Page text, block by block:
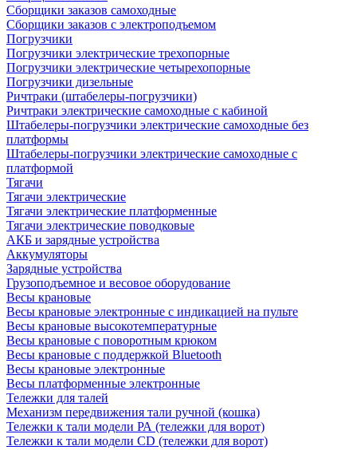
Сборщики заказов самоходные
Сборщики заказов с электроподъемом
Погрузчики
Погрузчики электрические трехопорные
Погрузчики электрические четырехопорные
Погрузчики дизельные
Ричтраки (штабелеры-погрузчики)
Ричтраки электрические самоходные с кабиной
Штабелеры-погрузчики электрические самоходные без
платформы
Штабелеры-погрузчики электрические самоходные с
платформой
Тягачи
Тягачи электрические
Тягачи электрические платформенные
Тягачи электрические поводковые
АКБ и зарядные устройства
Аккумуляторы
Зарядные устройства
Грузоподъемное и весовое оборудование
Весы крановые
Весы крановые электронные с индикацией на пульте
Весы крановые высокотемпературные
Весы крановые с поворотным крюком
Весы крановые с поддержкой Bluetooth
Весы крановые электронные
Весы платформенные электронные
Тележки для талей
Механизм передвижения тали ручной (кошка)
Тележки к тали модели РА (тележки для ворот)
Тележки к тали модели CD (тележки для ворот)